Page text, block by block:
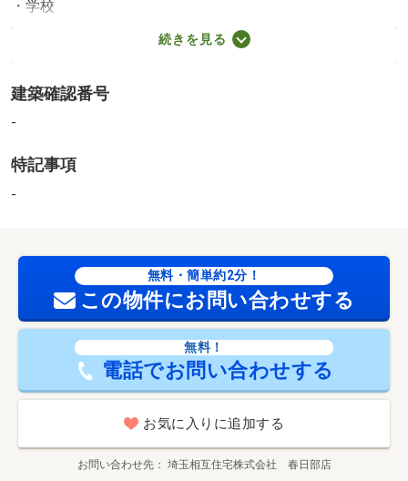
・学校
上尾市立平方小学校（1,300m）、上尾市立太平中学校
スーパー（2,000m）、コンビニ（550m）、ドラッグスト
ア（2,430m）、商店街（2,300m）
公園（620m）、銀行（1,960m）、つつじが丘認定こども
契約不適合責任免責 ・境界非明示 ・図面と現況が異な
る場合は現況を優先とします。 【駐車場備考】・駐車１
台可能（車種制限あり） 【設備・特記事項備考】専用バ
ス・専用トイレ
販売戸数：1戸
続きを見る
建築確認番号
-
特記事項
-
無料・簡単約2分！
この物件にお問い合わせする
無料！
電話でお問い合わせする
お気に入りに追加する
お問い合わせ先
埼玉相互住宅株式会社 春日部店